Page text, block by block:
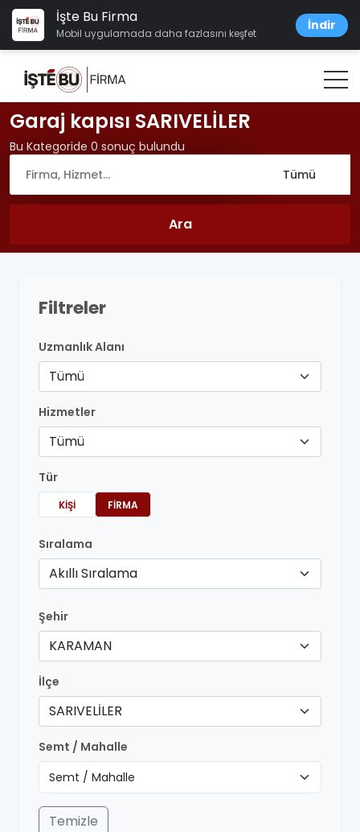
İşte Bu Firma
Mobil uygulamada daha fazlasını keşfet
İndir
Garaj kapısı SARIVELİLER
Bu Kategoride 0 sonuç bulundu
Filtreler
Uzmanlık Alanı
Tümü
Hizmetler
Tümü
Tür
KIŞI FIRMA
Sıralama
Akıllı Sıralama
Şehir
KARAMAN
İlçe
SARIVELİLER
Semt / Mahalle
Temizle